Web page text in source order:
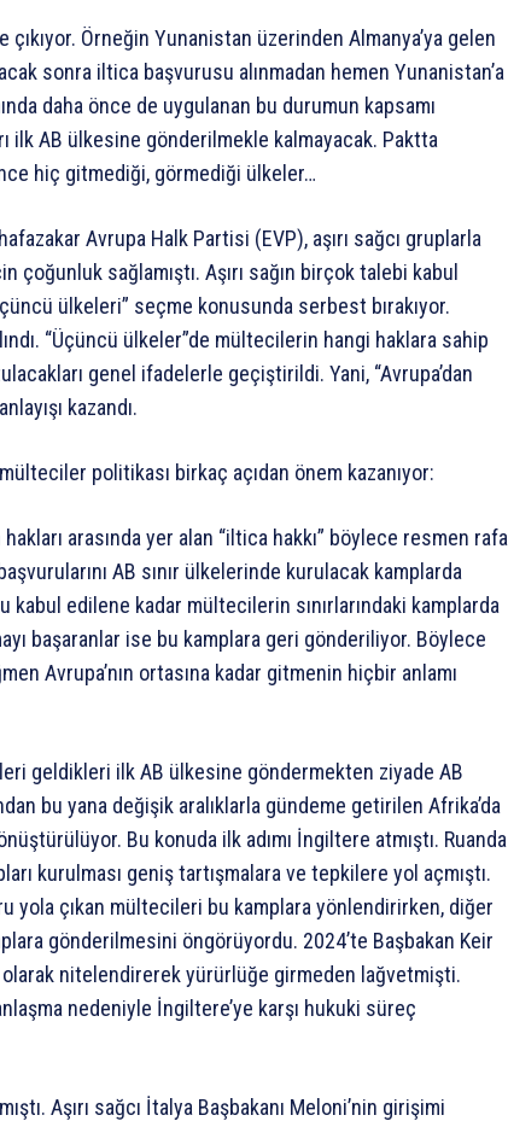
Örneğin Yunanistan üzerinden Almanya’ya gelen
sonra iltica başvurusu alınmadan hemen Yunanistan’a
daha önce de uygulanan bu durumun kapsamı
ilk AB ülkesine gönderilmekle kalmayacak. Paktta
hiç gitmediği, görmediği ülkeler…
Avrupa Halk Partisi (EVP), aşırı sağcı gruplarla
sağlamıştı. Aşırı sağın birçok talebi kabul
ülkeleri” seçme konusunda serbest bırakıyor.
“Üçüncü ülkeler”de mültecilerin hangi haklara sahip
genel ifadelerle geçiştirildi. Yani, “Avrupa’dan
kazandı.
mülteciler politikası birkaç açıdan önem kazanıyor:
arasında yer alan “iltica hakkı” böylece resmen rafa
AB sınır ülkelerinde kurulacak kamplarda
kabul edilene kadar mültecilerin sınırlarındaki kamplarda
başaranlar ise bu kamplara geri gönderiliyor. Böylece
Avrupa’nın ortasına kadar gitmenin hiçbir anlamı
geldikleri ilk AB ülkesine göndermekten ziyade AB
bu yana değişik aralıklarla gündeme getirilen Afrika’da
Bu konuda ilk adımı İngiltere atmıştı. Ruanda
kurulması geniş tartışmalara ve tepkilere yol açmıştı.
yola çıkan mültecileri bu kamplara yönlendirirken, diğer
gönderilmesini öngörüyordu. 2024’te Başbakan Keir
olarak nitelendirerek yürürlüğe girmeden lağvetmişti.
nedeniyle İngiltere’ye karşı hukuki süreç
Aşırı sağcı İtalya Başbakanı Meloni’nin girişimi